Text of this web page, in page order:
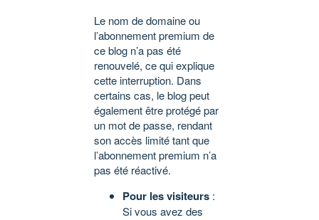
Le nom de domaine ou
l’abonnement premium de
ce blog n’a pas été
renouvelé, ce qui explique
cette interruption. Dans
certains cas, le blog peut
également être protégé par
un mot de passe, rendant
son accès limité tant que
l’abonnement premium n’a
pas été réactivé.
Pour les visiteurs :
Si vous avez des